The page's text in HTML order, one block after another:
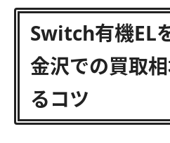
Switch有機EL
金沢での買取
るコツ